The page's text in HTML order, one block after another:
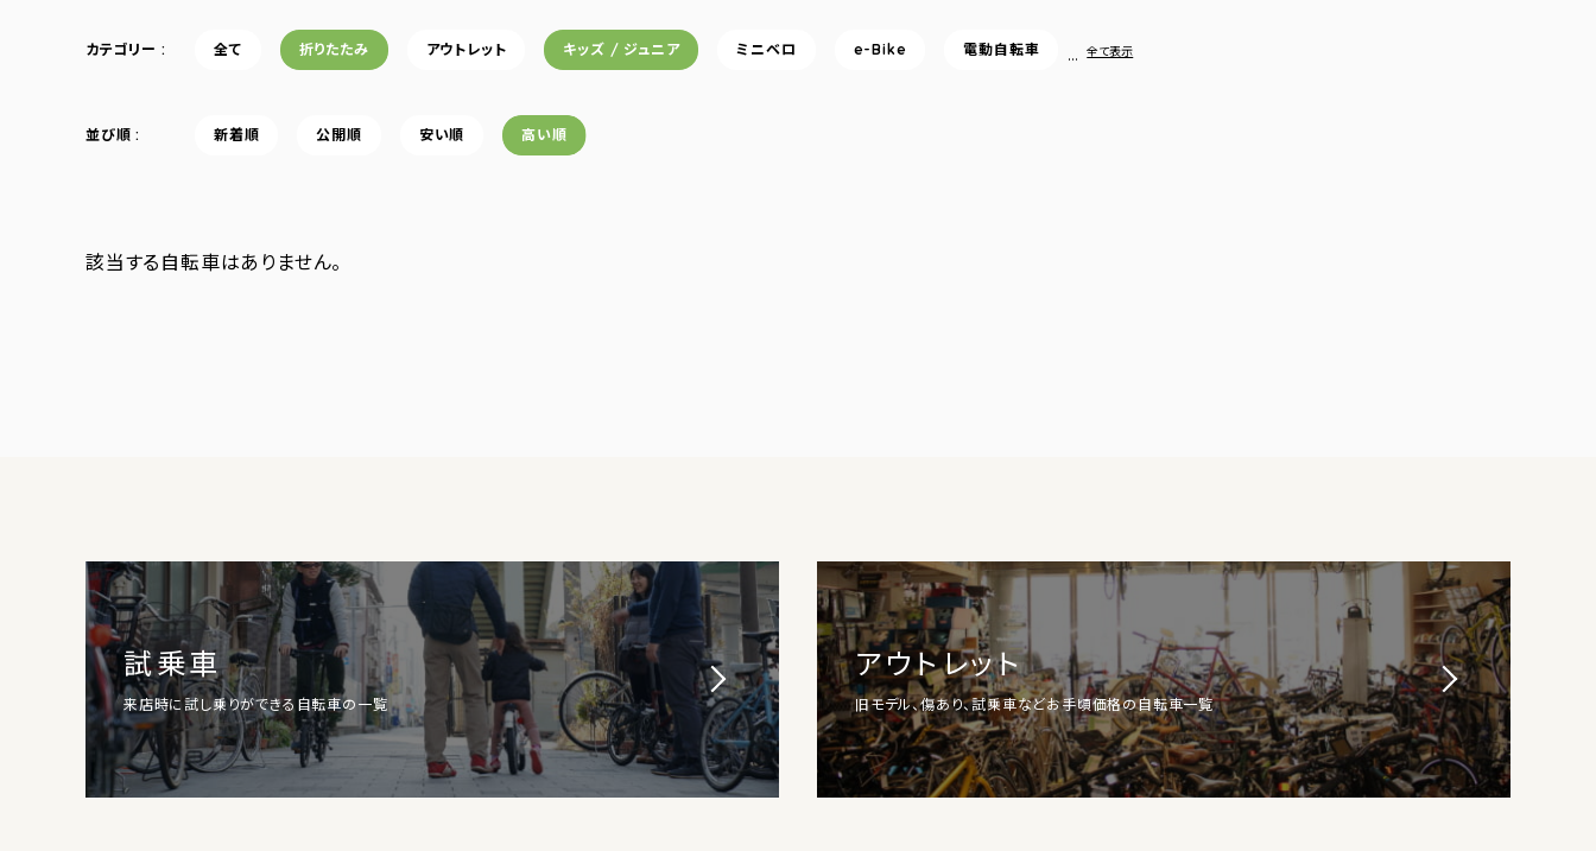
カテゴリー 全て 折りたたみ アウトレット キッズ / ジュニア ミニベロ e-Bike 電動自転車 … 全て表示
並び順 新着順 公開順 安い順 高い順
該当する自転車はありません。
試乗車
来店時に試し乗りができる自転車の一覧
アウトレット
旧モデル、傷あり、試乗車などお手頃価格の自転車一覧